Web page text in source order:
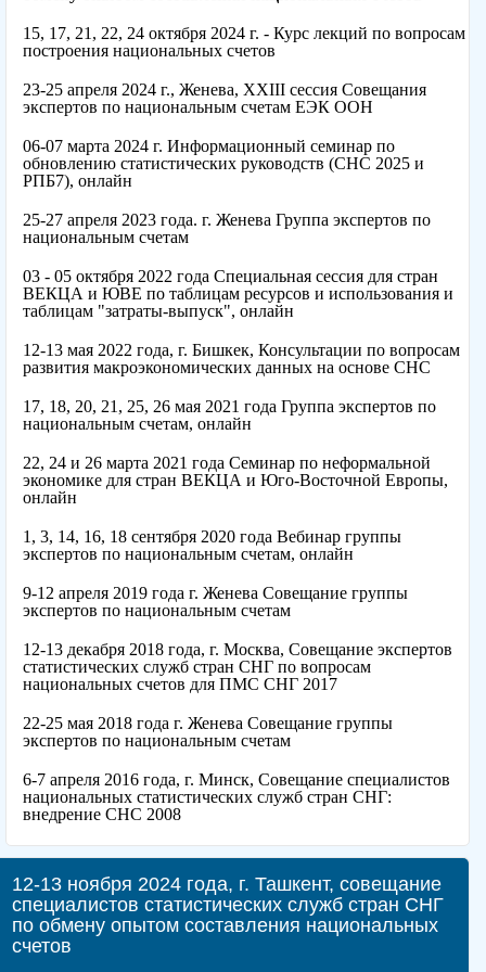
15, 17, 21, 22, 24 октября 2024 г. - Курс лекций по вопросам
построения национальных счетов
23-25 апреля 2024 г., Женева, XXIII сессия Совещания
экспертов по национальным счетам ЕЭК ООН
06-07 марта 2024 г. Информационный семинар по
обновлению статистических руководств (СНС 2025 и
РПБ7), онлайн
25-27 апреля 2023 года. г. Женева Группа экспертов по
национальным счетам
03 - 05 октября 2022 года Специальная сессия для стран
ВЕКЦА и ЮВЕ по таблицам ресурсов и использования и
таблицам "затраты-выпуск", онлайн
12-13 мая 2022 года, г. Бишкек, Консультации по вопросам
развития макроэкономических данных на основе СНС
17, 18, 20, 21, 25, 26 мая 2021 года Группа экспертов по
национальным счетам, онлайн
22, 24 и 26 марта 2021 года Семинар по неформальной
экономике для стран ВЕКЦА и Юго-Восточной Европы,
онлайн
1, 3, 14, 16, 18 сентября 2020 года Вебинар группы
экспертов по национальным счетам, онлайн
9-12 апреля 2019 года г. Женева Совещание группы
экспертов по национальным счетам
12-13 декабря 2018 года, г. Москва, Совещание экспертов
статистических служб стран СНГ по вопросам
национальных счетов для ПМС СНГ 2017
22-25 мая 2018 года г. Женева Совещание группы
экспертов по национальным счетам
6-7 апреля 2016 года, г. Минск, Совещание специалистов
национальных статистических служб стран СНГ:
внедрение СНС 2008
12-13 ноября 2024 года, г. Ташкент, совещание
специалистов статистических служб стран СНГ
по обмену опытом составления национальных
счетов